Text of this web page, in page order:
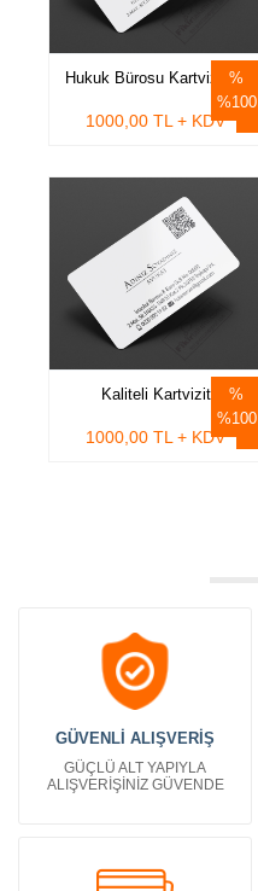
%100
Hukuk Bürosu Kartvizitleri
1000,00 TL + KDV
%100
Kaliteli Kartvizit
1000,00 TL + KDV
GÜVENLİ ALIŞVERİŞ
GÜÇLÜ ALT YAPIYLA
ALIŞVERİŞİNİZ GÜVENDE